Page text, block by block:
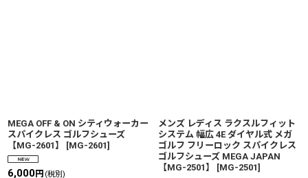
絞り込む
MEGA OFF & ON シティウォーカー
スパイクレス ゴルフシューズ
【MG-2601】
[MG-2601]
6,000円 (税別)
メンズ レディス ラクスルフィット
システム 幅広 4E ダイヤル式 メガ
ゴルフ フリーロック スパイクレス
ゴルフシューズ MEGA JAPAN
【MG-2501】
[MG-2501]